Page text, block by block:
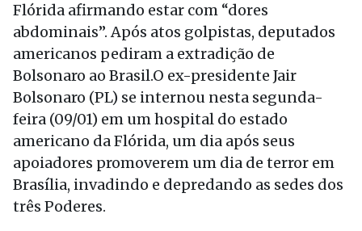
Flórida afirmando estar com “dores
abdominais”. Após atos golpistas, deputados
americanos pediram a extradição de
Bolsonaro ao Brasil.O ex-presidente Jair
Bolsonaro (PL) se internou nesta segunda-
feira (09/01) em um hospital do estado
americano da Flórida, um dia após seus
apoiadores promoverem um dia de terror em
Brasília, invadindo e depredando as sedes dos
três Poderes.